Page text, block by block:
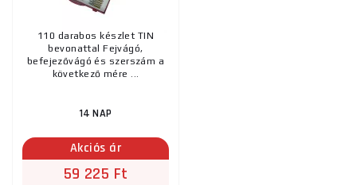
110 darabos készlet TIN
bevonattal Fejvágó,
befejezővágó és szerszám a
következő mére ...
14 NAP
Akciós ár
59 225 Ft